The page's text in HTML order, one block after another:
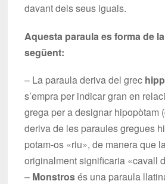
davant dels seus iguals.
Aquesta paraula es forma de
següent:
– La paraula deriva del grec
s’empra per indicar gran en
grega per a designar hipopòtam
deriva de les paraules gregues
potam-os «riu», de manera que
originalment significaria «cavall
– Monstrosés una paraula